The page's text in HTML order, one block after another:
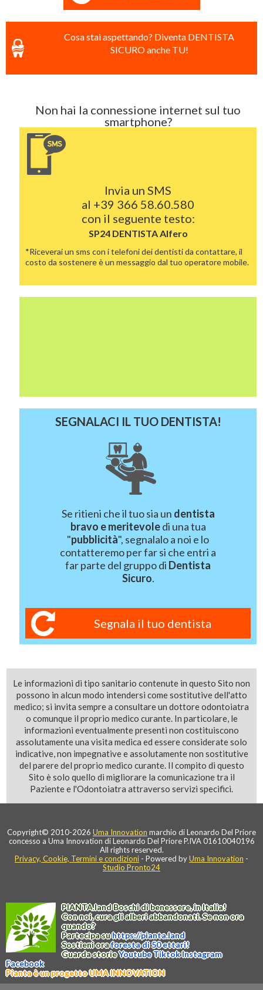
Cosa stai aspettando? Diventa DENTISTA
SICURO anche TU!
Non hai la connessione internet sul tuo
smartphone?
Invia un SMS
al +39 366 58.60.580
con il seguente testo:
SP24 DENTISTAAlfero
*Riceverai un sms con i telefoni dei dentisti da contattare, il
costo da sostenere è un messaggio dal tuo operatore mobile.
SEGNALACI IL TUO DENTISTA!
Se ritieni che il tuo sia un dentista
bravo e meritevoledi una tua
"pubblicità", segnalalo a noi e lo
contatteremo per far si che entri a
far parte del gruppo di Dentista
Sicuro.
Segnala il tuo dentista
Le informazioni di tipo sanitario contenute in questo Sito non
possono in alcun modo intendersi come sostitutive dell'atto
medico; si invita sempre a consultare un dottore odontoiatra
o comunque il proprio medico curante. In particolare, le
informazioni eventualmente presenti non costituiscono
assolutamente una visita medica ed essere considerate solo
indicative, non impegnative e assolutamente non sostitutive
del parere del proprio medico curante. Il compito di questo
Sito è solo quello di migliorare la comunicazione tra il
Paziente e l'Odontoiatra attraverso servizi specifici.
Copyright© 2010-2026 Uma Innovation marchio di Leonardo Del Priore
concesso a Uma Innovation di Leonardo Del Priore P.IVA 01610040196
All rights reserved.
Privacy, Cookie, Termini e condizioni - Powered byUma Innovation -
Studio Pronto24
PIANTA.landBoschi di benessere, in Italia!
Con noi, cura gli alberi abbandonati. Se non ora
quando?
Partecipa suhttps://pianta.land
Sostieni oraforesta di 50 ettari!
Guarda storieYoutubeTiktokInstagram
Facebook
Pianta è un progetto UMA INNOVATION